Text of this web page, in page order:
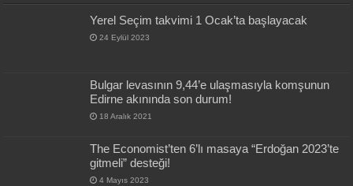
Yerel Seçim takvimi 1 Ocak’ta başlayacak
24 Eylül 2023
Bulgar levasının 9,44’e ulaşmasıyla komşunun
Edirne akınında son durum!
18 Aralık 2021
The Economist’ten 6’lı masaya “Erdoğan 2023’te
gitmeli” desteği!
4 Mayıs 2023